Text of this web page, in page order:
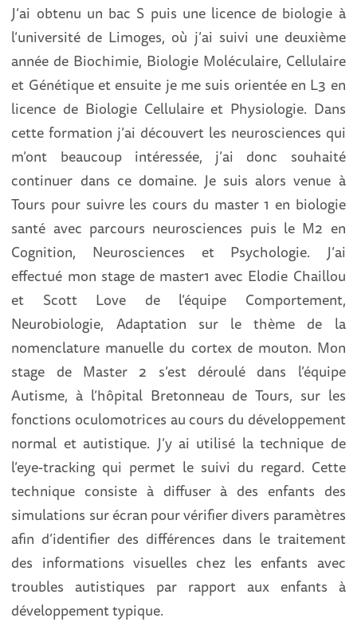
J’ai obtenu un bac S puis une licence de biologie à
l’université de Limoges, où j’ai suivi une deuxième
année de Biochimie, Biologie Moléculaire, Cellulaire
et Génétique et ensuite je me suis orientée en L3 en
licence de Biologie Cellulaire et Physiologie. Dans
cette formation j’ai découvert les neurosciences qui
m’ont beaucoup intéressée, j’ai donc souhaité
continuer dans ce domaine. Je suis alors venue à
Tours pour suivre les cours du master 1 en biologie
santé avec parcours neurosciences puis le M2 en
Cognition, Neurosciences et Psychologie. J’ai
effectué mon stage de master1 avec Elodie Chaillou
et Scott Love de l’équipe Comportement,
Neurobiologie, Adaptation sur le thème de la
nomenclature manuelle du cortex de mouton. Mon
stage de Master 2 s’est déroulé dans l’équipe
Autisme, à l’hôpital Bretonneau de Tours, sur les
fonctions oculomotrices au cours du développement
normal et autistique. J’y ai utilisé la technique de
l’eye-tracking qui permet le suivi du regard. Cette
technique consiste à diffuser à des enfants des
simulations sur écran pour vérifier divers paramètres
afin d’identifier des différences dans le traitement
des informations visuelles chez les enfants avec
troubles autistiques par rapport aux enfants à
développement typique.